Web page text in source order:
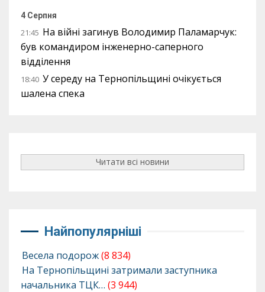
4 Серпня
21:45 На війні загинув Володимир Паламарчук:
був командиром інженерно-саперного
відділення
18:40 У середу на Тернопільщині очікується
шалена спека
Читати всі новини
Найпопулярніші
Весела подорож(8 834)
На Тернопільщині затримали заступника
начальника ТЦК… (3 944)